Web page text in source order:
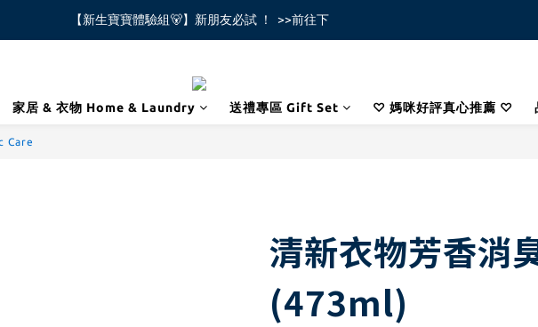
全館不限金額免運費🚚
【新生寶寶體驗組🐻】新朋友必試 ！  >>前往下
家居 & 衣物 Home & Laundry 送禮專區 Gift Set ♡ 媽咪好評真心推薦 ♡
Care
清新衣物芳香消
(473ml)